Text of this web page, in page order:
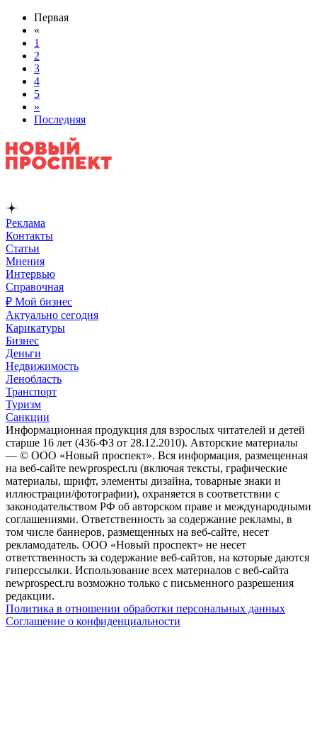
Первая
«
1
2
3
4
5
»
Последняя
Реклама
Контакты
Статьи
Мнения
Интервью
Справочная
₽ Мой бизнес
Актуально сегодня
Карикатуры
Бизнес
Деньги
Недвижимость
Ленобласть
Транспорт
Туризм
Санкции
Информационная продукция для взрослых читателей и детей
старше 16 лет (436-ФЗ от 28.12.2010). Авторские материалы
— © ООО «Новый проспект». Вся информация, размещенная
на веб-сайте newprospect.ru (включая тексты, графические
материалы, шрифт, элементы дизайна, товарные знаки и
иллюстрации/фотографии), охраняется в соответствии с
законодательством РФ об авторском праве и международными
соглашениями. Ответственность за содержание рекламы, в
том числе баннеров, размещенных на веб-сайте, несет
рекламодатель. ООО «Новый проспект» не несет
ответственность за содержание веб-сайтов, на которые даются
гиперссылки. Использование всех материалов с веб-сайта
newprospect.ru возможно только с письменного разрешения
редакции.
Политика в отношении обработки персональных данных
Соглашение о конфиденциальности